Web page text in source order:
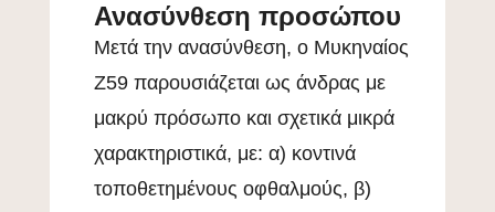
Ανασύνθεση προσώπου
Μετά την ανασύνθεση, ο Μυκηναίος
Ζ59 παρουσιάζεται ως άνδρας με
μακρύ πρόσωπο και σχετικά μικρά
χαρακτηριστικά, με: α) κοντινά
τοποθετημένους οφθαλμούς, β)